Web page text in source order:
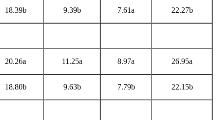
22.27b
7.61a
9.39b
18.39b
26.95a
8.97a
11.25a
20.26a
22.15b
7.79b
9.63b
18.80b